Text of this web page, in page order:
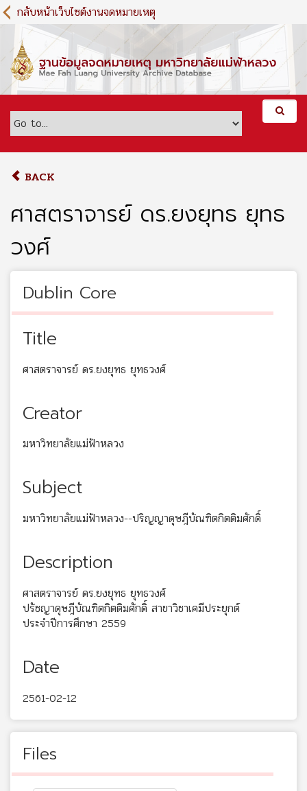
S
k
m
c
กลับหน้าเว็บไซต์งานจดหมายเหตุ
BACK
ศาสตราจารย์ ดร.ยงยุทธ ยุทธ
วงศ์
Dublin Core
Title
ศาสตราจารย์ ดร.ยงยุทธ ยุทธวงศ์
Creator
มหาวิทยาลัยแม่ฟ้าหลวง
Subject
มหาวิทยาลัยแม่ฟ้าหลวง--ปริญญาดุษฎีบัณฑิตกิตติมศักดิ์
Description
ศาสตราจารย์ ดร.ยงยุทธ ยุทธวงศ์
ปรัชญาดุษฎีบัณฑิตกิตติมศักดิ์ สาขาวิชาเคมีประยุกต์
ประจำปีการศึกษา 2559
Date
2561-02-12
Files